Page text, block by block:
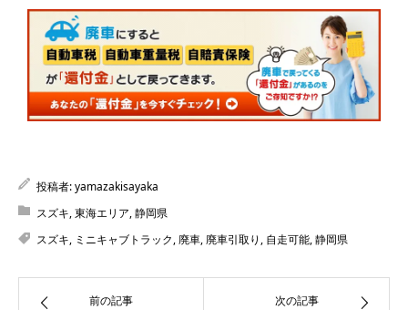
投稿者:yamazakisayaka
スズキ,東海エリア,静岡県
スズキ, ミニキャブトラック,廃車,廃車引取り , 自走可能,静岡県
前の記事 次の記事